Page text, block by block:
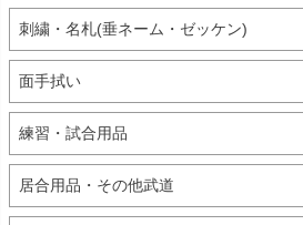
刺繍・名札(垂ネーム・ゼッケン)
面手拭い
練習・試合用品
居合用品・その他武道